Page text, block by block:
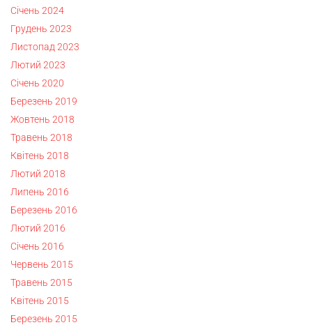
Січень 2024
Грудень 2023
Листопад 2023
Лютий 2023
Січень 2020
Березень 2019
Жовтень 2018
Травень 2018
Квітень 2018
Лютий 2018
Липень 2016
Березень 2016
Лютий 2016
Січень 2016
Червень 2015
Травень 2015
Квітень 2015
Березень 2015